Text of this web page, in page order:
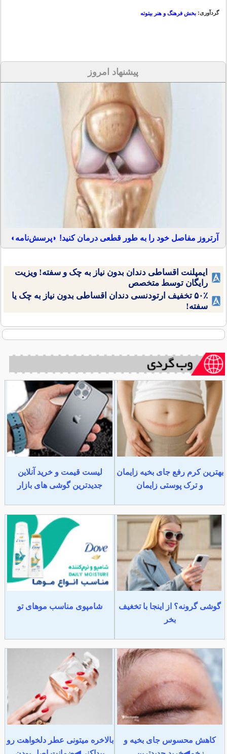
گردآوری: بخش فرهنگ و هنر بیتوته
پیشنهاد امروز
آرتروز مفاصل خود را به طور قطعی درمان کنید! ◗پرسش‌نامه◖
ایمپلنت اقساطی دندان بدون نیاز به چک و سفته! ویزیت
رایگان توسط متخصص
۵۰٪ تخفیف ارتودنسی دندان اقساطی بدون نیاز به چک یا
سفته!
بهترین کرم رفع جای بخیه زایمان
و ترک پوستی زایمان
لیست قیمت و خرید آنلاین
جدیدترین گوشی های بازار
گوشی گرونه؟ از اینجا با تخغیف
بخر
شامپوی مناسب موهای تو
کاهش محسوس جای بخیه و
بالاخره میتونی عطر دلخواهت رو